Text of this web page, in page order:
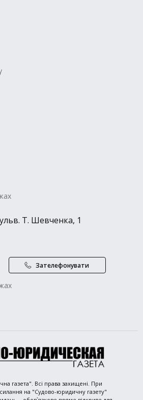
Т. Шевченка, 1
Зателефонувати
газета". Всі права захищені. При
на "Судово-юридичну газету"